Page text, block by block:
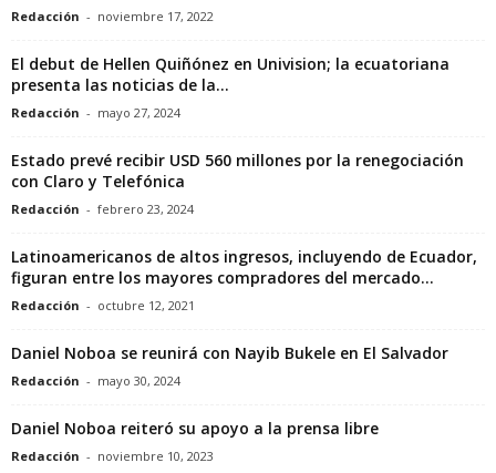
Redacción - noviembre 17, 2022
El debut de Hellen Quiñónez en Univision; la ecuatoriana
presenta las noticias de la...
Redacción - mayo 27, 2024
Estado prevé recibir USD 560 millones por la renegociación
con Claro y Telefónica
Redacción - febrero 23, 2024
Latinoamericanos de altos ingresos, incluyendo de Ecuador,
figuran entre los mayores compradores del mercado...
Redacción - octubre 12, 2021
Daniel Noboa se reunirá con Nayib Bukele en El Salvador
Redacción - mayo 30, 2024
Daniel Noboa reiteró su apoyo a la prensa libre
Redacción - noviembre 10, 2023